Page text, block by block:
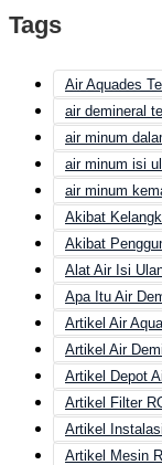
Tags
Air Aquades
air demineral
air minum
air minum isi
air minum
Akibat
Akibat
Alat Air Isi
Apa Itu Air
Artikel Air
Artikel Air
Artikel Depot
Artikel Filter
Artikel
Artikel Mesin